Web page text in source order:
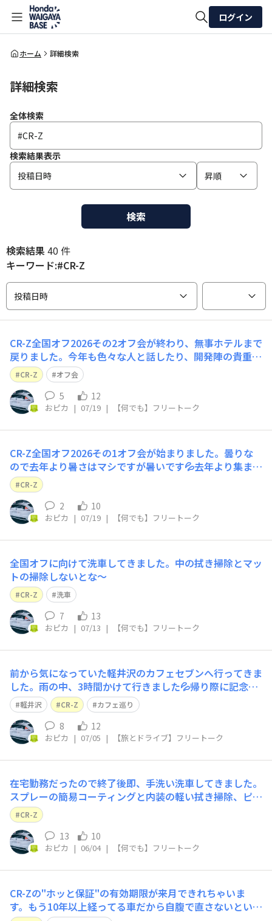
全体検索
ログイン
ホーム 詳細検索
詳細検索
全体検索
検索結果表示
投稿日時
昇順
検索
検索結果40 件
キーワード:#CR-Z
投稿日時
CR-Z全国オフ2026その2オフ会が終わり、無事ホテルまで
戻りました。今年も色々な人と話したり、開発陣の貴重な
お話しが聞けてとても楽しいオフ会でした！また機会があ
れば参加したいな〜
CR-Z オフ会
5 12
おピカ | 07/19 | 【何でも】フリートーク
CR-Z全国オフ2026その1オフ会が始まりました。曇りな
ので去年より暑さはマシですが暑いです💦去年より集まっ
た台数が少ない気がします。
CR-Z
2 10
おピカ | 07/19 | 【何でも】フリートーク
全国オフに向けて洗車してきました。中の拭き掃除とマッ
トの掃除しないとな〜
CR-Z 洗車
7 13
おピカ | 07/13 | 【何でも】フリートーク
前から気になっていた軽井沢のカフェセブンへ行ってきま
した。雨の中、3時間かけて行きました💦帰り際に記念に
お立ち台で写真を取りました。
軽井沢 CR-Z カフェ巡り
8 12
おピカ | 07/05 | 【旅とドライブ】フリートーク
在宅勤務だったので終了後即、手洗い洗車してきました。
スプレーの簡易コーティングと内装の軽い拭き掃除、ピカ
ールでマフラーを磨きました。スプレーのコーティング剤
はAZのアクアシャインクリアを使っています。スプレー
して拭き取るだけなので素人でも楽ちんです。
CR-Z
13 10
おピカ | 06/04 | 【何でも】フリートーク
CR-Zの"ホッと保証"の有効期限が来月できれちゃいま
す。もう10年以上経ってる車だから自腹で直さないといけ